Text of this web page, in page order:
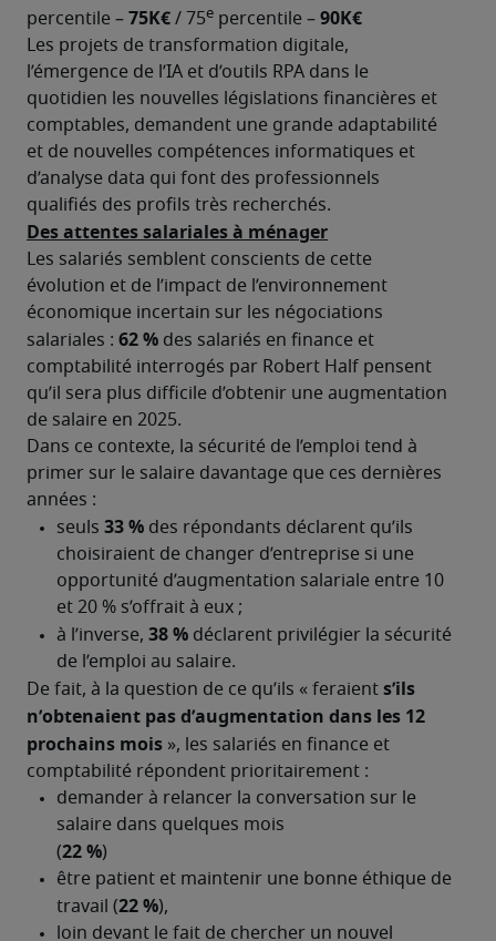
percentile – 75K€ / 75e percentile – 90K€
Les projets de transformation digitale,
l’émergence de l’IA et d’outils RPA dans le
quotidien les nouvelles législations financières et
comptables, demandent une grande adaptabilité
et de nouvelles compétences informatiques et
d’analyse data qui font des professionnels
qualifiés des profils très recherchés.
Des attentes salariales à ménager
Les salariés semblent conscients de cette
évolution et de l’impact de l’environnement
économique incertain sur les négociations
salariales : 62 % des salariés en finance et
comptabilité interrogés par Robert Half pensent
qu’il sera plus difficile d’obtenir une augmentation
de salaire en 2025.
Dans ce contexte, la sécurité de l’emploi tend à
primer sur le salaire davantage que ces dernières
années :
De fait, à la question de ce qu’ils « feraient s’ils
n’obtenaient pas d’augmentation dans les 12
prochains mois », les salariés en finance et
comptabilité répondent prioritairement :